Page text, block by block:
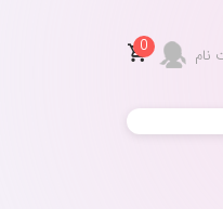
نام 0